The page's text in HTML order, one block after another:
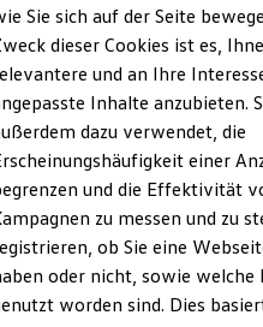
Fahrerassistenz- und
Kontrollleuchten
Kurzfahrprofile und
XTL-Dieselkraftstoff
und
Zubehör und Lifestyle
Business
& Autonom
- & Hybridfahrzeuge
Unser Ansatz
Klimafreundlicher Strom
& Ladelösungen
Sie sich auf der Seite
dieser Cookies ist es,
und an Ihre
Inhalte anzubieten.
dazu verwendet, die
einer
und die Effektivität
zu messen und zu
ob Sie eine
oder nicht, sowie welche
worden sind. Dies